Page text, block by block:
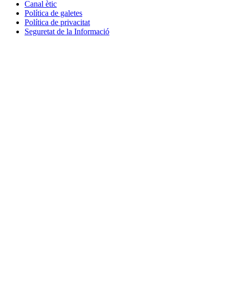
Canal ètic
Política de galetes
Política de privacitat
Seguretat de la Informació